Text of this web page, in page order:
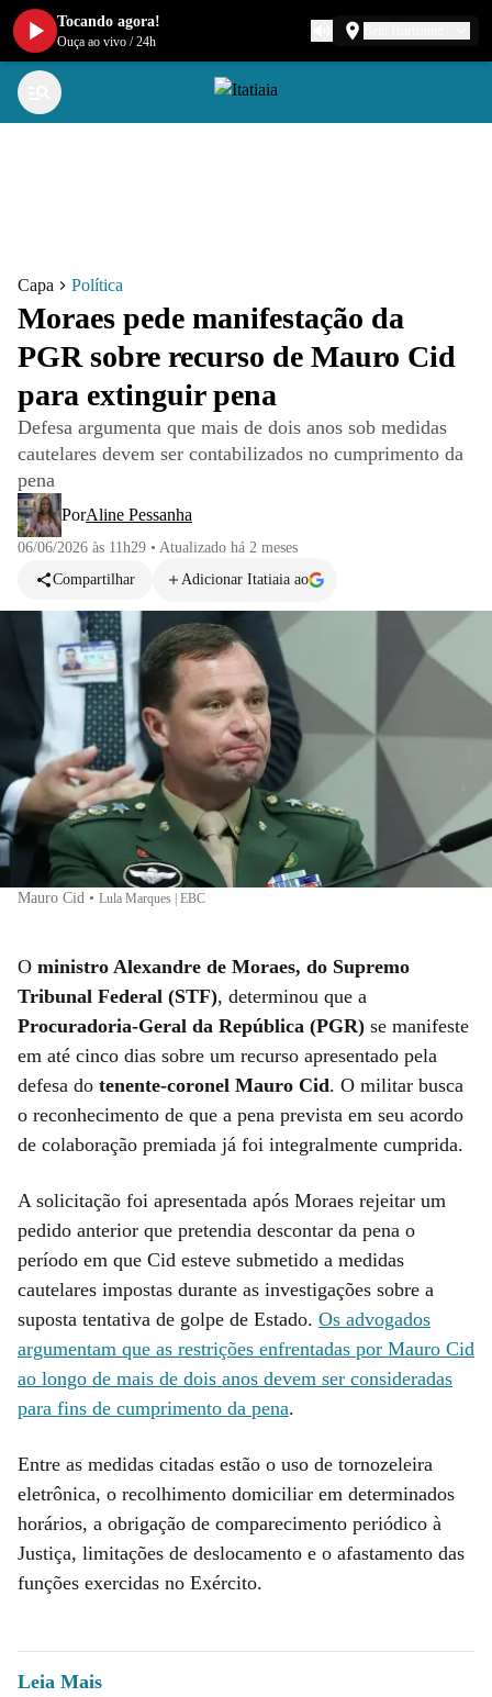
Capa Política
Moraes pede manifestação da
PGR sobre recurso de Mauro Cid
para extinguir pena
Defesa argumenta que mais de dois anos sob medidas
cautelares devem ser contabilizados no cumprimento da
pena
PorAline Pessanha
06/06/2026 às 11h29 • Atualizado há 2 meses
Compartilhar
Adicionar Itatiaia ao
Mauro Cid • Lula Marques | EBC
O ministro Alexandre de Moraes, do Supremo
Tribunal Federal (STF), determinou que a
Procuradoria-Geral da República (PGR) se manifeste
em até cinco dias sobre um recurso apresentado pela
defesa do tenente-coronel Mauro Cid. O militar busca
o reconhecimento de que a pena prevista em seu acordo
de colaboração premiada já foi integralmente cumprida.
A solicitação foi apresentada após Moraes rejeitar um
pedido anterior que pretendia descontar da pena o
período em que Cid esteve submetido a medidas
cautelares impostas durante as investigações sobre a
suposta tentativa de golpe de Estado. Os advogados
argumentam que as restrições enfrentadas por Mauro Cid
ao longo de mais de dois anos devem ser consideradas
para fins de cumprimento da pena.
Entre as medidas citadas estão o uso de tornozeleira
eletrônica, o recolhimento domiciliar em determinados
horários, a obrigação de comparecimento periódico à
Justiça, limitações de deslocamento e o afastamento das
funções exercidas no Exército.
Leia Mais
Tocando agora!
Ouça ao vivo /24h